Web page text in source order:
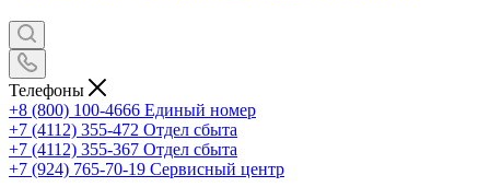
Телефоны
+8 (800) 100-4666 Единый номер
+7 (4112) 355-472 Отдел сбыта
+7 (4112) 355-367 Отдел сбыта
+7 (924) 765-70-19 Сервисный центр